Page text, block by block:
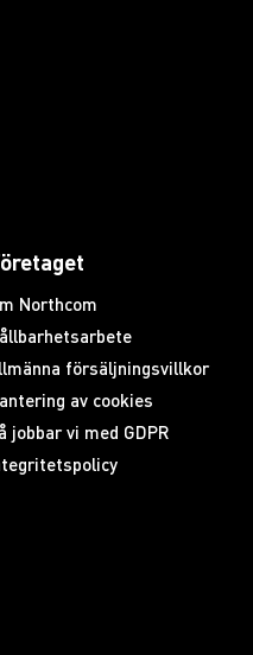
Northcom
försäljningsvillkor
av cookies
jobbar vi med GDPR